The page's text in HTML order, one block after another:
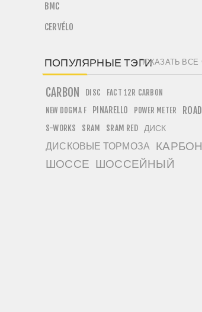
BMC
CERVÉLO
ПОПУЛЯРНЫЕ ТЭГИ
CARBON DISC
FACT 12R CARBON
NEW DOGMA F
PINARELLO POWER METER ROAD
S-WORKS SRAM SRAM RED ДИСК
ДИСКОВЫЕ ТОРМОЗА КАРБОН
ШОССЕ ШОССЕЙНЫЙ
ПОКАЗАТЬ ВСЕ